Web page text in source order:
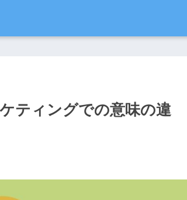
ティングでの意味の違